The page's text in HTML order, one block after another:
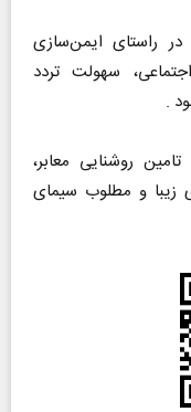
در راستای ایمن‌سازی
سهولت تردد
.
روشنایی معابر،
زیبا و مطلوب سیمای